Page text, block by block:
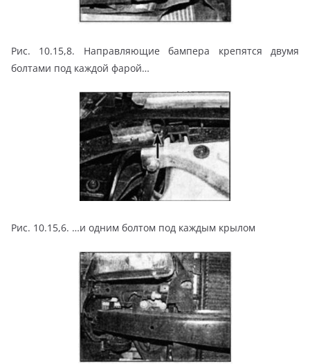
Рис. 10.15,8. Направляющие бампера крепятся двумя
болтами под каждой фарой…
Рис. 10.15,6. …и одним болтом под каждым крылом